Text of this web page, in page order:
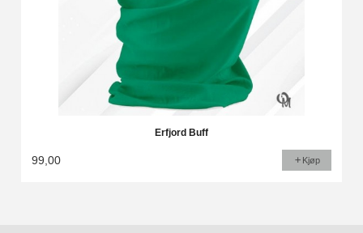
Erfjord Buff
99,00 Kjøp